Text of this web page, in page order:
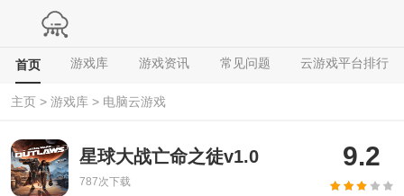
首页 游戏库 游戏资讯 常见问题 云游戏平台排行
主页 > 游戏库 > 电脑云游戏
星球大战亡命之徒v1.0
787次下载
9.2